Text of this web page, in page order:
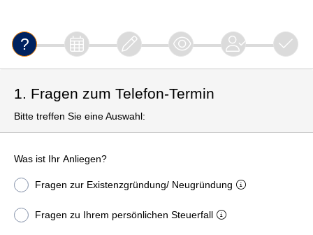
1. Fragen zum Telefon-Termin
Bitte treffen Sie eine Auswahl:
Was ist Ihr Anliegen?
Fragen zur Existenzgründung/ Neugründung
Fragen zu Ihrem persönlichen Steuerfall